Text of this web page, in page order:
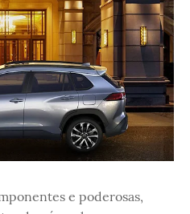
e poderosas,